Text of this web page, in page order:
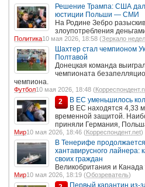
Решение Трампа: США
юстиции Польши — СМИ
На Родине Зебро
злоупотребления
Политика10 мая 2026, 18:58 (Зеркало
Шахтер стал чемпионом
Полтавой
Донецкая команда
чемпионата
чемпиона.
Футбол10 мая 2026, 18:48 (
2
В ЕС уменьшилось
В ЕС находятся 4,33
временной защитой.
приняли Германия,
Мир10 мая 2026, 18:46 (Корреспондент.net)
В Тенерифе
хантавирусного лайнера:
своих граждан
Великобритания и
Мир10 мая 2026, 18:19 (Обозреватель)
Первый карантин из-